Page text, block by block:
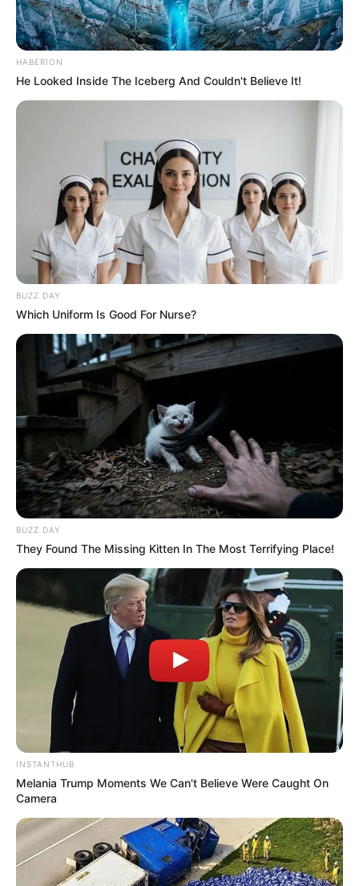
18:15 / 05 Avqust 2026
Kolleclərdə ən yüksək təhsil haqqı olan
17:59 / 05 Avqust 2026 TİBB
Buz kimi içkilər mədəyə necə təsir edir?
Mütəxəssislər açıqladı
17:45 / 05 Avqust 2026 TİBB
Davamlı qarın köpü təhlükəli ola bilər –
Həkimdən xəbərdarlığı
92 0 0
HABERION
He Looked Inside The Iceberg And Couldn't Believe It!
BUZZ DAY
Which Uniform Is Good For Nurse?
BUZZ DAY
They Found The Missing Kitten In The Most Terrifying Place!
INSTANTHUB
Melania Trump Moments We Can't Believe Were Caught On
Camera